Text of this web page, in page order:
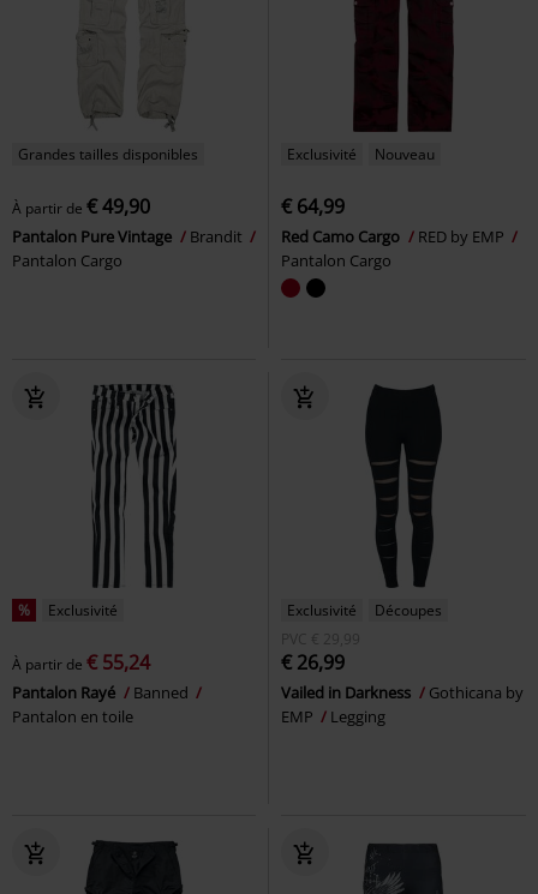
Grandes tailles disponibles
À partir de € 49,90
Pantalon Pure Vintage
Brandit
Pantalon Cargo
Exclusivité Nouveau
€ 64,99
Red Camo Cargo
RED by EMP
Pantalon Cargo
% Exclusivité
À partir de € 55,24
Pantalon Rayé
Banned
Pantalon en toile
Exclusivité
Découpes
PVC € 29,99
€ 26,99
Vailed in Darkness
Gothicana by
EMP
Legging